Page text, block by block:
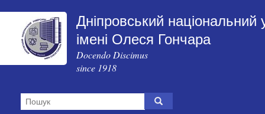
Дніпровський національний
імені Олеся Гончара
Docendo Discimus
since 1918